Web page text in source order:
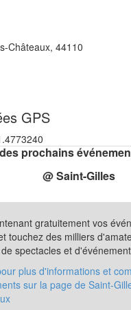
Châteaux, 44110
GPS
prochains
@ Saint-Gilles
gratuitement vos
touchez des milliers
spectacles et
plus d'informations et
sur la page de Saint-